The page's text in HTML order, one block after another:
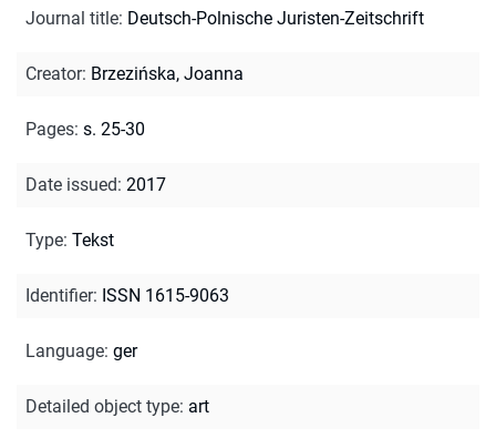
Journal title: Deutsch-Polnische Juristen-Zeitschrift
Creator: Brzezińska, Joanna
Pages: s. 25-30
Date issued: 2017
Type: Tekst
Identifier: ISSN 1615-9063
Language: ger
Detailed object type: art